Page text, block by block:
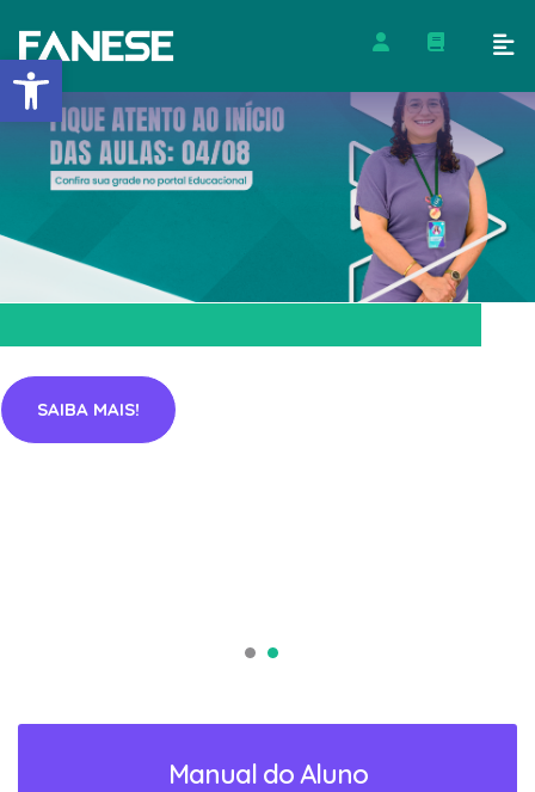
Barra de Ferramentas
SAIBA MAIS!
Manual do Aluno